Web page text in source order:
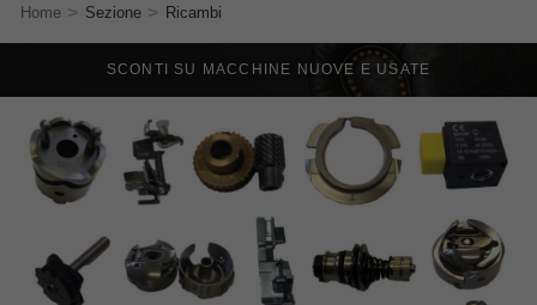
Home > Sezione > Ricambi
SCONTI SU MACCHINE NUOVE E USATE